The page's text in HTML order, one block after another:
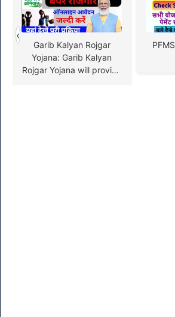
Garib Kalyan Rojgar
Yojana: Garib Kalyan
Rojgar Yojana will provide
‹